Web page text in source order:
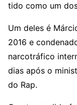
tido como um
Um deles é
2016 e
narcotráfico
dias após o
do Rap.